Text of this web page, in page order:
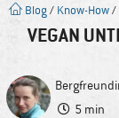
Blog / Know-How/
VEGAN
5 min